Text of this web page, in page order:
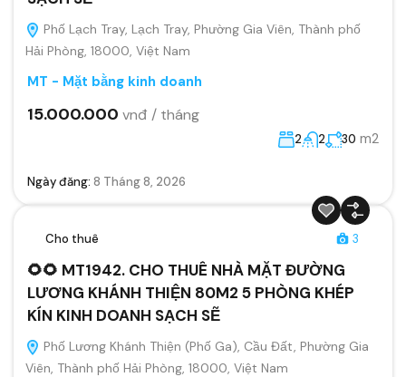
Phố Lạch Tray, Lạch Tray, Phường Gia Viên, Thành phố
Hải Phòng, 18000, Việt Nam
MT - Mặt bằng kinh doanh
15.000.000 vnđ / tháng
2 2 30 m2
Ngày đăng: 8 Tháng 8, 2026
Cho thuê 3
🌻🌻 MT1942. CHO THUÊ NHÀ MẶT ĐƯỜNG
LƯƠNG KHÁNH THIỆN 80M2 5 PHÒNG KHÉP
KÍN KINH DOANH SẠCH SẼ
Phố Lương Khánh Thiện (Phố Ga), Cầu Đất, Phường Gia
Viên, Thành phố Hải Phòng, 18000, Việt Nam